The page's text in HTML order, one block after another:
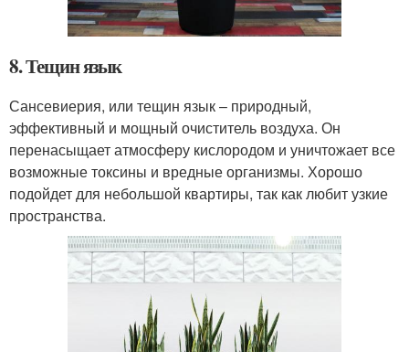
8. Тещин язык
Сансевиерия, или тещин язык – природный,
эффективный и мощный очиститель воздуха. Он
перенасыщает атмосферу кислородом и уничтожает все
возможные токсины и вредные организмы. Хорошо
подойдет для небольшой квартиры, так как любит узкие
пространства.